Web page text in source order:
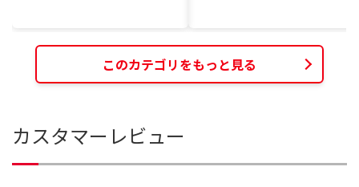
このカテゴリをもっと見る
カスタマーレビュー